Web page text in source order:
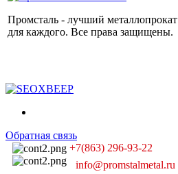
Промсталь - лучший металлопрокат
для каждого. Все права защищены.
Обратная связь
+7(863) 296-93-22
info@promstalmetal.ru